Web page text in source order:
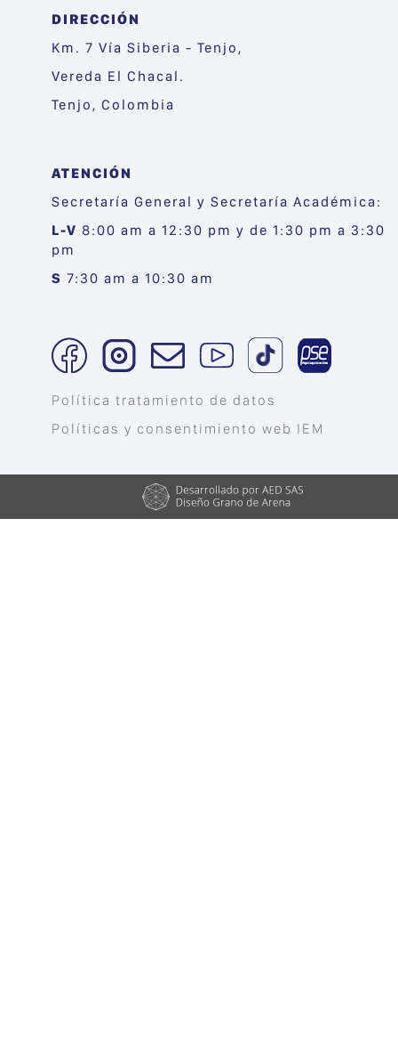
DIRECCIÓN
Km. 7 Vía Siberia - Tenjo,
Vereda El Chacal.
Tenjo, Colombia
ATENCIÓN
Secretaría General y Secretaría Académica:
L-V 8:00 am a 12:30 pm y de 1:30 pm a 3:30
pm
S7:30 am a 10:30 am
Política tratamiento de datos
Políticas y consentimiento web IEM